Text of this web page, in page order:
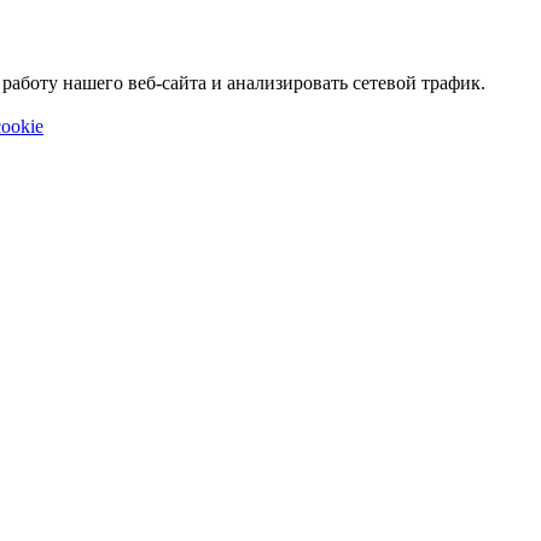
нашего веб-сайта и анализировать сетевой трафик.